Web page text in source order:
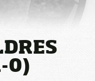
0)